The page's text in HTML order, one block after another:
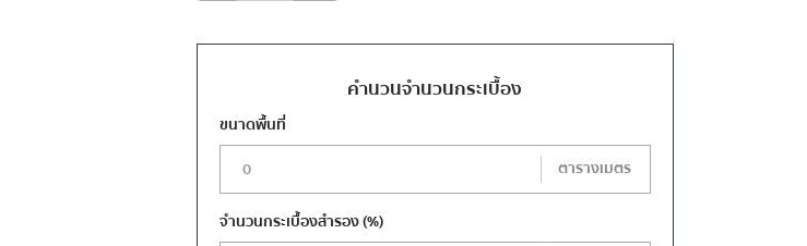
คำนวนจำนวนกระเบื้อง
ขนาดพื้นที่
ตารางเมตร
จำนวนกระเบื้องสำรอง(%)